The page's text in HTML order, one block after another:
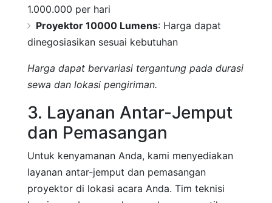
1.000.000 per hari
Proyektor 10000 Lumens: Harga dapat
dinegosiasikan sesuai kebutuhan
Harga dapat bervariasi tergantung pada durasi
sewa dan lokasi pengiriman.
3. Layanan Antar-Jemput
dan Pemasangan
Untuk kenyamanan Anda, kami menyediakan
layanan antar-jemput dan pemasangan
proyektor di lokasi acara Anda. Tim teknisi